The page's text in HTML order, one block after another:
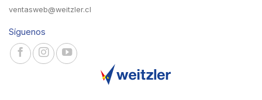
ventasweb@weitzler.cl
Síguenos